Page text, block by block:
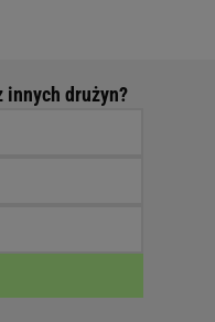
innych drużyn?